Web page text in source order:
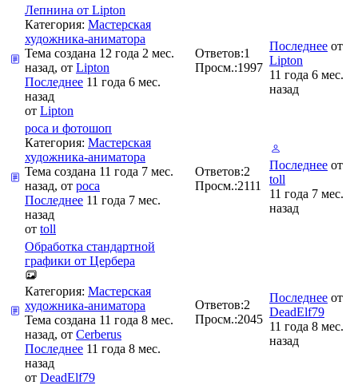
Лепнина от Lipton
Категория: Мастерская
художника-аниматора
Тема создана 12 года 2 мес.
назад, от Lipton
Последнее 11 года 6 мес.
назад
от Lipton
Ответов:1
Просм.:1997
Последнее от
Lipton
11 года 6 мес.
назад
poca и фотошоп
Категория: Мастерская
художника-аниматора
Тема создана 11 года 7 мес.
назад, от poca
Последнее 11 года 7 мес.
назад
от toll
Ответов:2
Просм.:2111
Последнее от
toll
11 года 7 мес.
назад
Обработка стандартной
графики от Цербера
Категория: Мастерская
художника-аниматора
Тема создана 11 года 8 мес.
назад, от Cerberus
Последнее 11 года 8 мес.
назад
от DeadElf79
Ответов:2
Просм.:2045
Последнее от
DeadElf79
11 года 8 мес.
назад